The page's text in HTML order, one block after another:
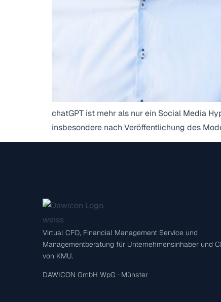
chatGPT ist mehr als nur ein Social Media
insbesondere nach Veröffentlichung des
Virtual CFO, Financial Management Service und
Managementberatung für Unternehmensinhaber und
von KMU.
DAWICON GmbH WpG · Münster